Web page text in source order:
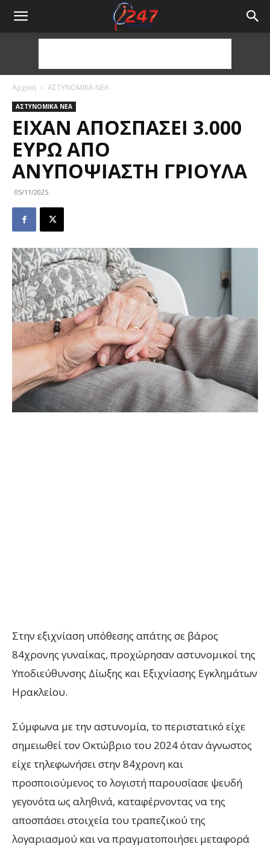
Αρχική ΑΣΤΥΝΟΜΙΚΑ ΝΕΑ
ΑΣΤΥΝΟΜΙΚΑ ΝΕΑ
ΕΊΧΑΝ ΑΠΟΣΠΆΣΕΙ 3.000
ΕΥΡΏ ΑΠΌ
ΑΝΥΠΟΨΊΑΣΤΗ ΓΡΙΟΎΛΑ
05/11/2025
Στην εξιχνίαση υπόθεσης απάτης σε βάρος
84χρονης γυναίκας, προχώρησαν αστυνομικοί της
Υποδιεύθυνσης Δίωξης και Εξιχνίασης Εγκλημάτων
Ηρακλείου.
Σύμφωνα με την αστυνομία, το περιστατικό είχε
σημειωθεί τον Οκτώβριο του 2024 όταν άγνωστος
είχε τηλεφωνήσει στην 84χρονη και
προσποιούμενος το λογιστή παρουσίασε ψευδή
γεγονότα ως αληθινά, καταφέρνοντας να της
αποσπάσει στοιχεία του τραπεζικού της
λογαριασμού και να πραγματοποιήσει μεταφορά